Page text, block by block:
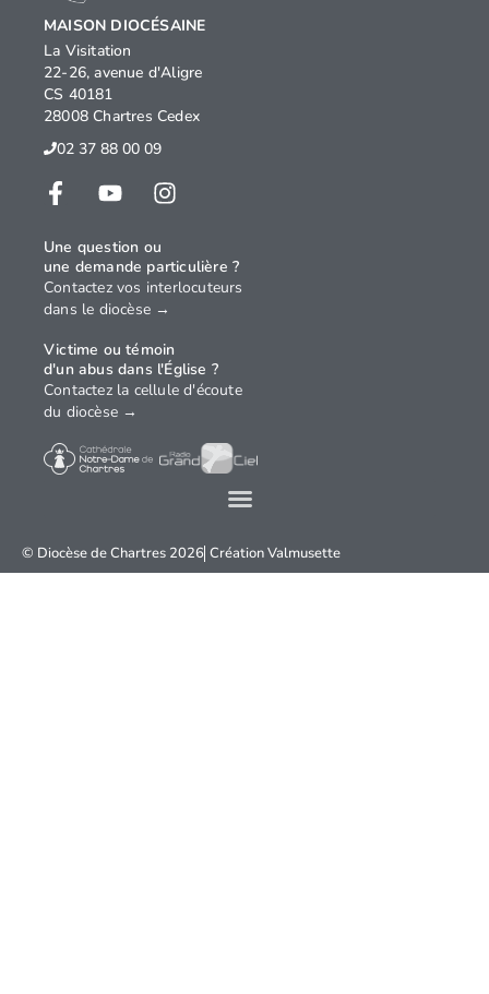
© Diocèse de Chartres 2026 CréationValmusette
MAISON DIOCÉSAINE
La Visitation
22-26, avenue d'Aligre
CS 40181
28008 Chartres Cedex
02 37 88 00 09
Une question ou
une demande particulière ?
Contactez vos interlocuteurs
dans le diocèse →
Victime ou témoin
d'un abus dans l'Église ?
Contactez la cellule d'écoute
du diocèse →